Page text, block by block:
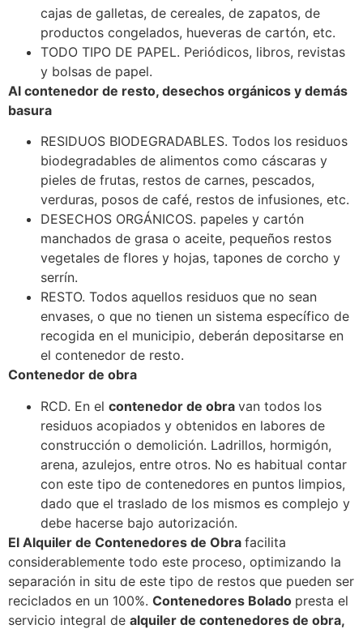
cajas de galletas, de cereales, de zapatos, de
productos congelados, hueveras de cartón, etc.
TODO TIPO DE PAPEL. Periódicos, libros, revistas
y bolsas de papel.
Al contenedor de resto, desechos orgánicos y demás
basura
RESIDUOS BIODEGRADABLES. Todos los residuos
biodegradables de alimentos como cáscaras y
pieles de frutas, restos de carnes, pescados,
verduras, posos de café, restos de infusiones, etc.
DESECHOS ORGÁNICOS. papeles y cartón
manchados de grasa o aceite, pequeños restos
vegetales de flores y hojas, tapones de corcho y
serrín.
RESTO. Todos aquellos residuos que no sean
envases, o que no tienen un sistema específico de
recogida en el municipio, deberán depositarse en
el contenedor de resto.
Contenedor de obra
RCD. En el contenedor de obra van todos los
residuos acopiados y obtenidos en labores de
construcción o demolición. Ladrillos, hormigón,
arena, azulejos, entre otros. No es habitual contar
con este tipo de contenedores en puntos limpios,
dado que el traslado de los mismos es complejo y
debe hacerse bajo autorización.
El Alquiler de Contenedores de Obra facilita
considerablemente todo este proceso, optimizando la
separación in situ de este tipo de restos que pueden ser
reciclados en un 100%. Contenedores Bolado presta el
servicio integral de alquiler de contenedores de obra,